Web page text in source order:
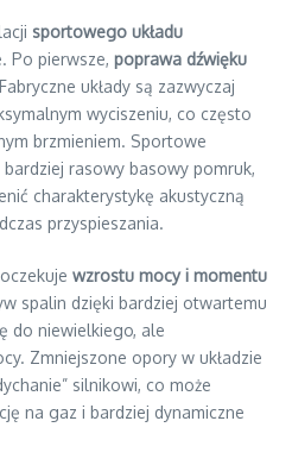
sportowego układu
Po pierwsze, poprawa dźwięku
układy są zazwyczaj
wyciszeniu, co często
brzmieniem. Sportowe
rasowy basowy pomruk,
charakterystykę akustyczną
przyspieszania.
wzrostu mocy i momentu
spalin dzięki bardziej otwartemu
do niewielkiego, ale
Zmniejszone opory w układzie
silnikowi, co może
na gaz i bardziej dynamiczne